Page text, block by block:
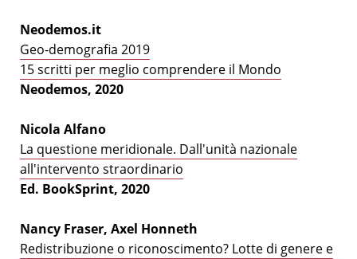
Neodemos.it
Geo-demografia 2019
15 scritti per meglio comprendere il Mondo
Neodemos, 2020
Nicola Alfano
La questione meridionale. Dall'unità nazionale
all'intervento straordinario
Ed. BookSprint, 2020
Nancy Fraser, Axel Honneth
Redistribuzione o riconoscimento? Lotte di genere e